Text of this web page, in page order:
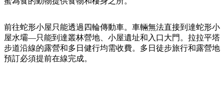
搜
尋:
前往蛇形小屋只能透過四輪傳動車。車輛無法直接到達蛇形小
屋水壩—只能到達叢林營地、小屋遺址和入口大門。拉拉平塔
步道沿線的露營和多日健行均需收費。多日徒步旅行和露營地
預訂必須提前在線完成。